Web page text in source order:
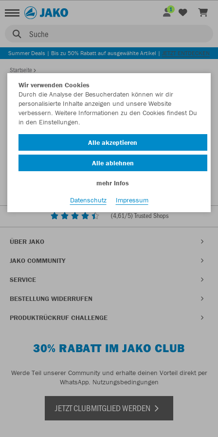
Suche
1
Summer Deals | Bis zu 50% Rabatt auf ausgewählte Artikel | JETZT ENTDECKEN
Startseite
(4,61/5) Trusted Shops
ÜBER JAKO
JAKO COMMUNITY
SERVICE
BESTELLUNG WIDERRUFEN
PRODUKTRÜCKRUF CHALLENGE
30% RABATT IM JAKO CLUB
Werde Teil unserer Community und erhalte deinen Vorteil direkt per
WhatsApp. Nutzungsbedingungen
JETZT CLUBMITGLIED WERDEN
Wir verwenden Cookies
Durch die Analyse der Besucherdaten können wir dir
personalisierte Inhalte anzeigen und unsere Website
verbessern. Weitere Informationen zu den Cookies findest Du
in den Einstellungen.
Alle akzeptieren
Alle ablehnen
mehr Infos
Datenschutz
Impressum